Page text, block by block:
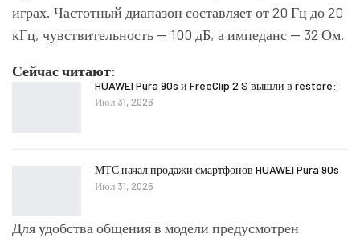
играх. Частотный диапазон составляет от 20 Гц до 20
кГц, чувствительность — 100 дБ, а импеданс — 32 Ом.
Сейчас читают:
HUAWEI Pura 90s и FreeClip 2 S вышли в restore:
Июл 31, 2026
МТС начал продажи смартфонов HUAWEI Pura 90s
Июл 31, 2026
Для удобства общения в модели предусмотрен